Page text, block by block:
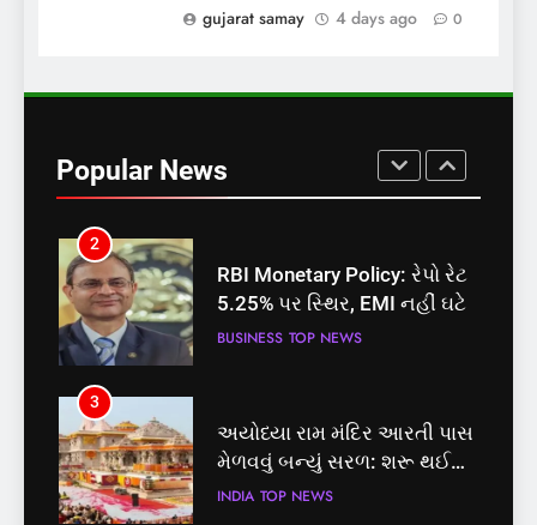
gujarat samay
4 days ago 0
Popular News
પોલ ખોલી, મૂક્યો પ્રતિબંધ
INDIA TOP NEWS
બેઠક પરથી પવન પાંડેને 2027
માટે બનાવાયા ઉમેદવાર
INDIA
2
RBI Monetary Policy: રેપો રેટ
5.25% પર સ્થિર, EMI નહીં ઘટે
BUSINESS TOP NEWS
3
અયોધ્યા રામ મંદિર આરતી પાસ
મેળવવું બન્યું સરળ: શરૂ થઈ
તત્કાલ સુવિધા, જાણો સંપૂર્ણ
INDIA TOP NEWS